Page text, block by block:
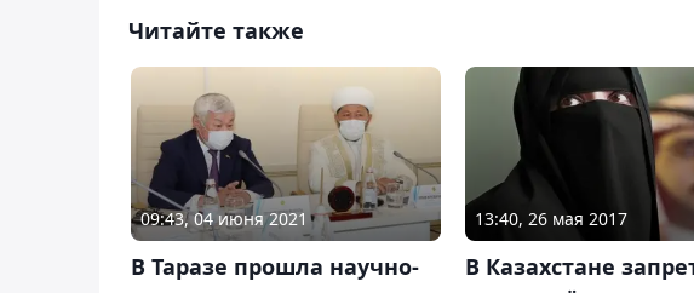
Читайте также
09:43, 04 июня 2021
В Таразе прошла научно-
13:40, 26 мая 2017
В Казахстане